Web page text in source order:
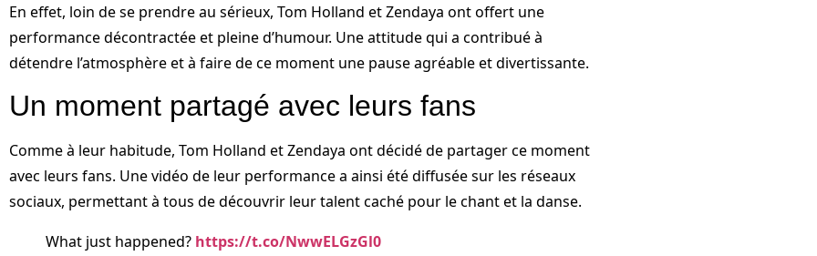
En effet, loin de se prendre au sérieux, Tom Holland et Zendaya ont offert une
performance décontractée et pleine d’humour. Une attitude qui a contribué à
détendre l’atmosphère et à faire de ce moment une pause agréable et divertissante.
Un moment partagé avec leurs fans
Comme à leur habitude, Tom Holland et Zendaya ont décidé de partager ce moment
avec leurs fans. Une vidéo de leur performance a ainsi été diffusée sur les réseaux
sociaux, permettant à tous de découvrir leur talent caché pour le chant et la danse.
What just happened? https://t.co/NwwELGzGl0